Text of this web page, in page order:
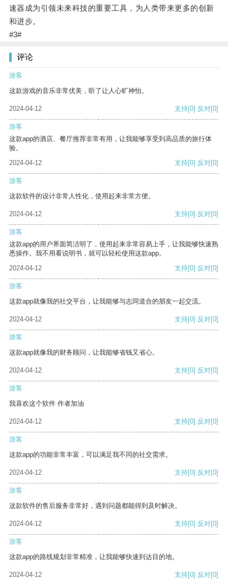
速器成为引领未来科技的重要工具，为人类带来更多的创新
和进步。
#3#
评论
游客
这款游戏的音乐非常优美，听了让人心旷神怡。
2024-04-12 支持[0] 反对[0]
游客
这款app的酒店、餐厅推荐非常有用，让我能够享受到高品质的旅行体
验。
2024-04-12
支持[0] 反对[0]
游客
这款软件的设计非常人性化，使用起来非常方便。
2024-04-12 支持[0] 反对[0]
游客
这款app的用户界面简洁明了，使用起来非常容易上手，让我能够快速熟
悉操作。我不用看说明书，就可以轻松使用这款app。
2024-04-12
支持[0] 反对[0]
游客
这款app就像我的社交平台，让我能够与志同道合的朋友一起交流。
2024-04-12 支持[0] 反对[0]
游客
这款app就像我的财务顾问，让我能够省钱又省心。
2024-04-12 支持[0] 反对[0]
游客
我喜欢这个软件 作者加油
2024-04-12 支持[0] 反对[0]
游客
这款app的功能非常丰富，可以满足我不同的社交需求。
2024-04-12 支持[0] 反对[0]
游客
这款软件的售后服务非常好，遇到问题都能得到及时解决。
2024-04-12 支持[0] 反对[0]
游客
这款app的路线规划非常精准，让我能够快速到达目的地。
2024-04-12 支持[0] 反对[0]